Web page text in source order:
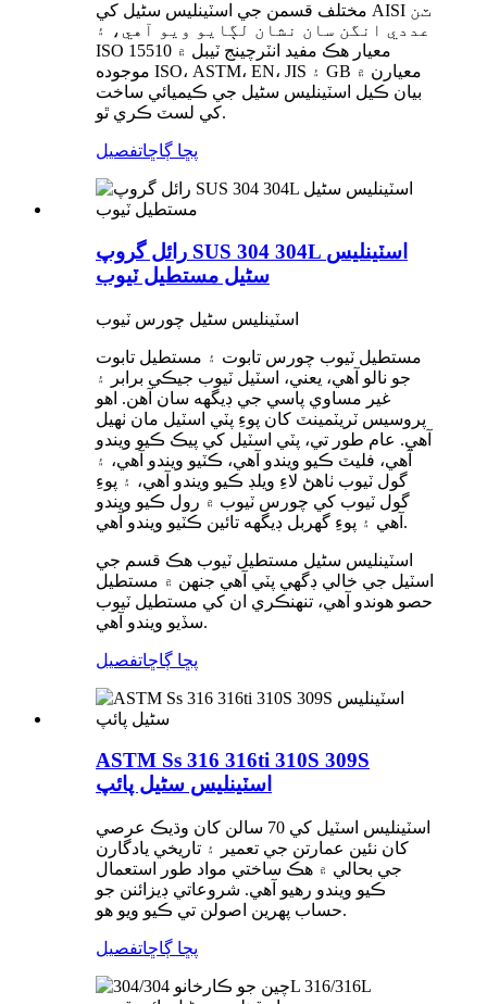
مختلف قسمن جي اسٽينلیس سٹیل کي AISI ٽن
عددي انگن سان نشان لڳايو ويو آهي، ۽
ISO 15510 معيار هڪ مفيد انٽرچينج ٽيبل ۾
موجوده ISO، ASTM، EN، JIS ۽ GB معيارن ۾
بيان ڪيل اسٽينلیس سٹیل جي ڪيميائي ساخت
کي لسٽ ڪري ٿو.
پڇا ڳاڇاتفصيل
رائل گروپ SUS 304 304L اسٽينلیس
سٹیل مستطيل ٽيوب
اسٽينلیس سٹیل چورس ٽيوب
مستطيل ٽيوب چورس تابوت ۽ مستطيل تابوت
جو نالو آهي، يعني، اسٽيل ٽيوب جيڪي برابر ۽
غير مساوي پاسي جي ڊيگهه سان آهن. اهو
پروسيس ٽريٽمينٽ کان پوءِ پٽي اسٽيل مان ٺهيل
آهي. عام طور تي، پٽي اسٽيل کي پيڪ ڪيو ويندو
آهي، فليٽ ڪيو ويندو آهي، ڪٽيو ويندو آهي، ۽
گول ٽيوب ٺاهڻ لاءِ ويلڊ ڪيو ويندو آهي، ۽ پوءِ
گول ٽيوب کي چورس ٽيوب ۾ رول ڪيو ويندو
آهي ۽ پوءِ گهربل ڊيگهه تائين ڪٽيو ويندو آهي.
اسٽينلیس سٹیل مستطيل ٽيوب هڪ قسم جي
اسٽيل جي خالي ڊگهي پٽي آهي جنهن ۾ مستطيل
حصو هوندو آهي، تنهنڪري ان کي مستطيل ٽيوب
سڏيو ويندو آهي.
پڇا ڳاڇاتفصيل
ASTM Ss 316 316ti 310S 309S
اسٽينلیس سٹیل پائپ
اسٽينلیس اسٽيل کي 70 سالن کان وڌيڪ عرصي
کان نئين عمارتن جي تعمير ۽ تاريخي يادگارن
جي بحالي ۾ هڪ ساختي مواد طور استعمال
ڪيو ويندو رهيو آهي. شروعاتي ڊيزائنن جو
حساب پهرين اصولن تي ڪيو ويو هو.
پڇا ڳاڇاتفصيل